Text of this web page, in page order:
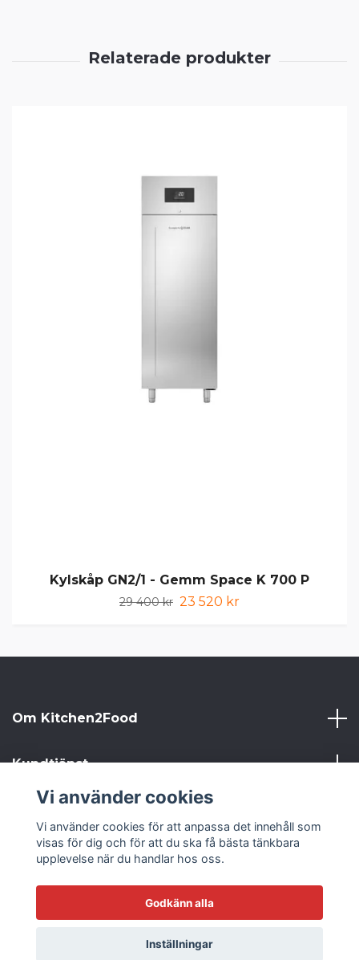
Kylskåp GN2/1 - Gemm Space K 700 P
29 400 kr 23 520 kr
Om Kitchen2Food
Kundtjänst
Sociala medier
© 2026 Kitchen2Food
Vi använder cookies
Vi använder cookies för att anpassa det innehåll som
visas för dig och för att du ska få bästa tänkbara
upplevelse när du handlar hos oss.
Godkänn alla
Inställningar